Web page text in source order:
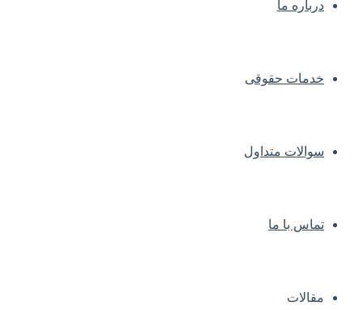
درباره ما
خدمات حقوقی
سوالات متداول
تماس با ما
مقالات